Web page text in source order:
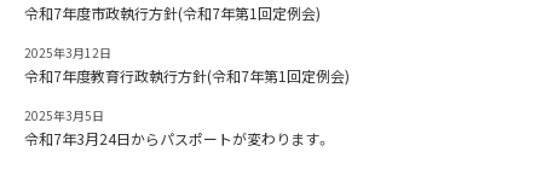
令和7年度市政執行方針(令和7年第1回定例会)
2025年3月12日
令和7年度教育行政執行方針(令和7年第1回定例会)
2025年3月5日
令和7年3月24日からパスポートが変わります。